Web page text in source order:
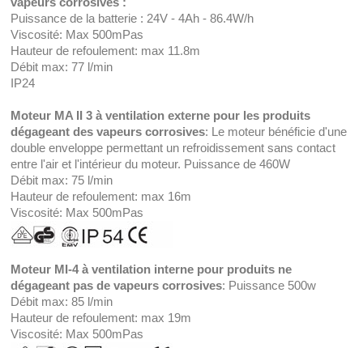
Puissance de la batterie : 24V - 4Ah - 86.4W/h
Viscosité: Max 500mPas
Hauteur de refoulement: max 11.8m
Débit max: 77 l/min
IP24
Moteur MA II 3 à ventilation externe pour les produits
dégageant des vapeurs corrosives: Le moteur bénéficie d'une
double enveloppe permettant un refroidissement sans contact
entre l'air et l'intérieur du moteur. Puissance de 460W
Débit max: 75 l/min
Hauteur de refoulement: max 16m
Viscosité: Max 500mPas
Moteur MI-4 à ventilation interne pour produits ne
dégageant pas de vapeurs corrosives: Puissance 500w
Débit max: 85 l/min
Hauteur de refoulement: max 19m
Viscosité: Max 500mPas